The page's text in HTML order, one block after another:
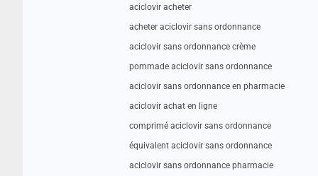
aciclovir acheter
acheter aciclovir sans ordonnance
aciclovir sans ordonnance crème
pommade aciclovir sans ordonnance
aciclovir sans ordonnance en pharmacie
aciclovir achat en ligne
comprimé aciclovir sans ordonnance
équivalent aciclovir sans ordonnance
aciclovir sans ordonnance pharmacie